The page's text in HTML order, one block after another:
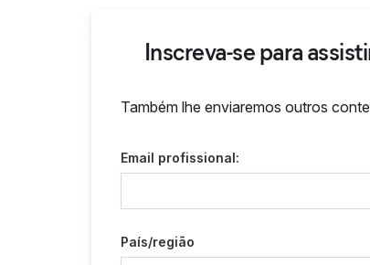
Inscreva-se para
Também lhe enviaremos outros
Email profissional:
País/região